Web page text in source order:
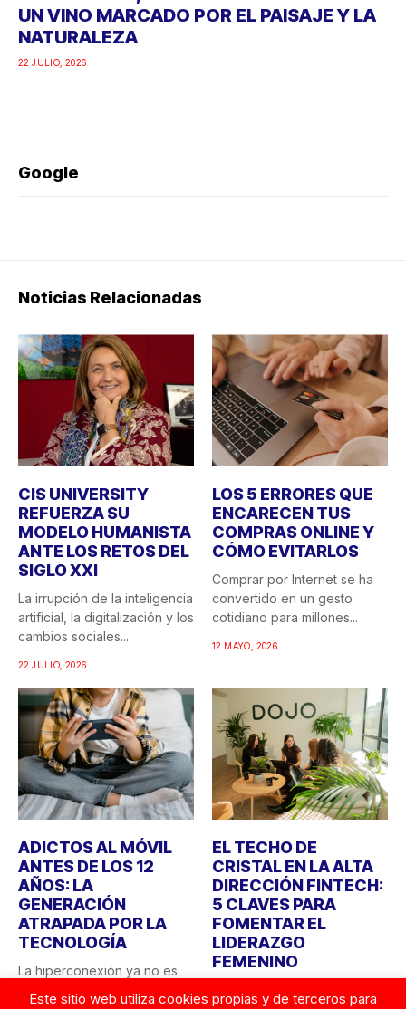
UN VINO MARCADO POR EL PAISAJE Y LA
NATURALEZA
22 JULIO, 2026
Google
Noticias Relacionadas
CIS UNIVERSITY
REFUERZA SU
MODELO HUMANISTA
ANTE LOS RETOS DEL
SIGLO XXI
La irrupción de la inteligencia
artificial, la digitalización y los
cambios sociales...
22 JULIO, 2026
LOS 5 ERRORES QUE
ENCARECEN TUS
COMPRAS ONLINE Y
CÓMO EVITARLOS
Comprar por Internet se ha
convertido en un gesto
cotidiano para millones...
12 MAYO, 2026
ADICTOS AL MÓVIL
ANTES DE LOS 12
AÑOS: LA
GENERACIÓN
ATRAPADA POR LA
TECNOLOGÍA
La hiperconexión ya no es
EL TECHO DE
CRISTAL EN LA ALTA
DIRECCIÓN FINTECH:
5 CLAVES PARA
FOMENTAR EL
LIDERAZGO
FEMENINO
Este sitio web utiliza cookies propias y de terceros para